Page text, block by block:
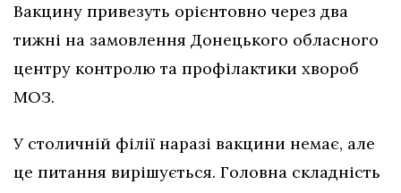
Вакцину привезуть орієнтовно через два
тижні на замовлення Донецького обласного
центру контролю та профілактики хвороб
МОЗ.
У столичній філії наразі вакцини немає, але
це питання вирішується. Головна складність